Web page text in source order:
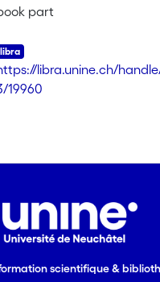
part
libra.unine.ch/
19960
scientifique &